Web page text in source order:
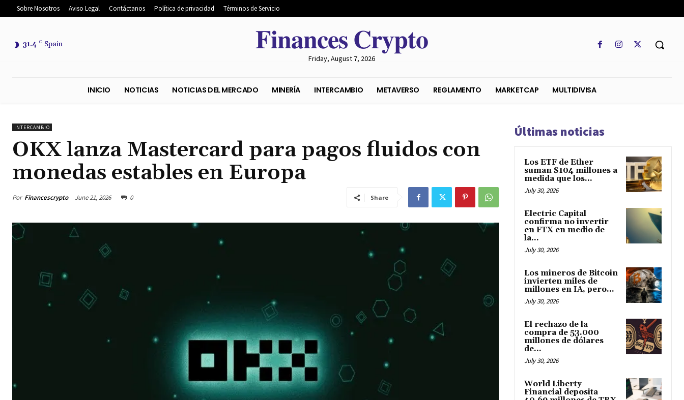
Sobre Nosotros Aviso Legal Contáctanos Política de privacidad Términos de Servicio
31.4 C Spain 𝐅𝐢𝐧𝐚𝐧𝐜𝐞𝐬 𝐂𝐫𝐲𝐩𝐭𝐨
Friday, August 7, 2026
INTERCAMBIO
OKX lanza Mastercard para pagos fluidos con
monedas estables en Europa
Por Financescrypto June 21, 2026 0 Share
Últimas noticias
Los ETF de Ether
suman $104 millones a
medida que los...
July 30, 2026
Electric Capital
confirma no invertir
en FTX en medio de
la...
July 30, 2026
Los mineros de Bitcoin
invierten miles de
millones en IA, pero...
July 30, 2026
El rechazo de la
compra de 53.000
millones de dólares
de...
July 30, 2026
World Liberty
Financial deposita